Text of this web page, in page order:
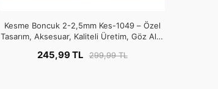
Kesme Boncuk 2-2,5mm Kes-1049 – Özel
Tasarım, Aksesuar, Kaliteli Üretim, Göz Alıcı
245,99 TL 299,99 TL